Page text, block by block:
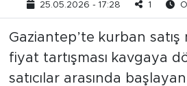
25.05.2026 - 17:28 1
Gaziantep’te kurban satış
fiyat tartışması kavgaya
satıcılar arasında